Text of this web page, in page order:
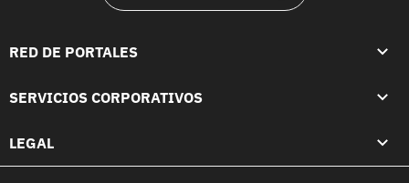
RED DE PORTALES
SERVICIOS CORPORATIVOS
LEGAL